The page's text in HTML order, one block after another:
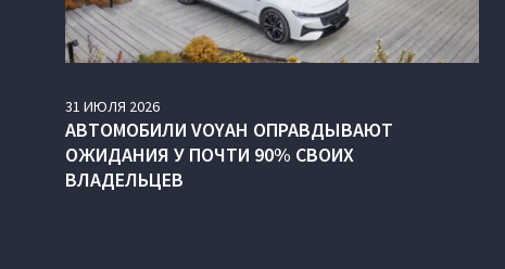
31 ИЮЛЯ 2026
АВТОМОБИЛИ VOYAH ОПРАВДЫВАЮТ
ОЖИДАНИЯ У ПОЧТИ 90% СВОИХ
ВЛАДЕЛЬЦЕВ